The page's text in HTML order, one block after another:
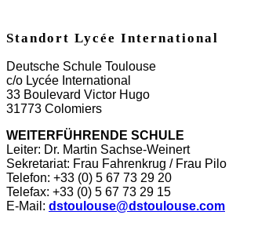
Standort Lycée International
Deutsche Schule Toulouse
c/o Lycée International
33 Boulevard Victor Hugo
31773 Colomiers
WEITERFÜHRENDE SCHULE
Leiter: Dr. Martin Sachse-Weinert
Sekretariat: Frau Fahrenkrug / Frau Pilo
Telefon: +33 (0) 5 67 73 29 20
Telefax: +33 (0) 5 67 73 29 15
E-Mail: dstoulouse@dstoulouse.com